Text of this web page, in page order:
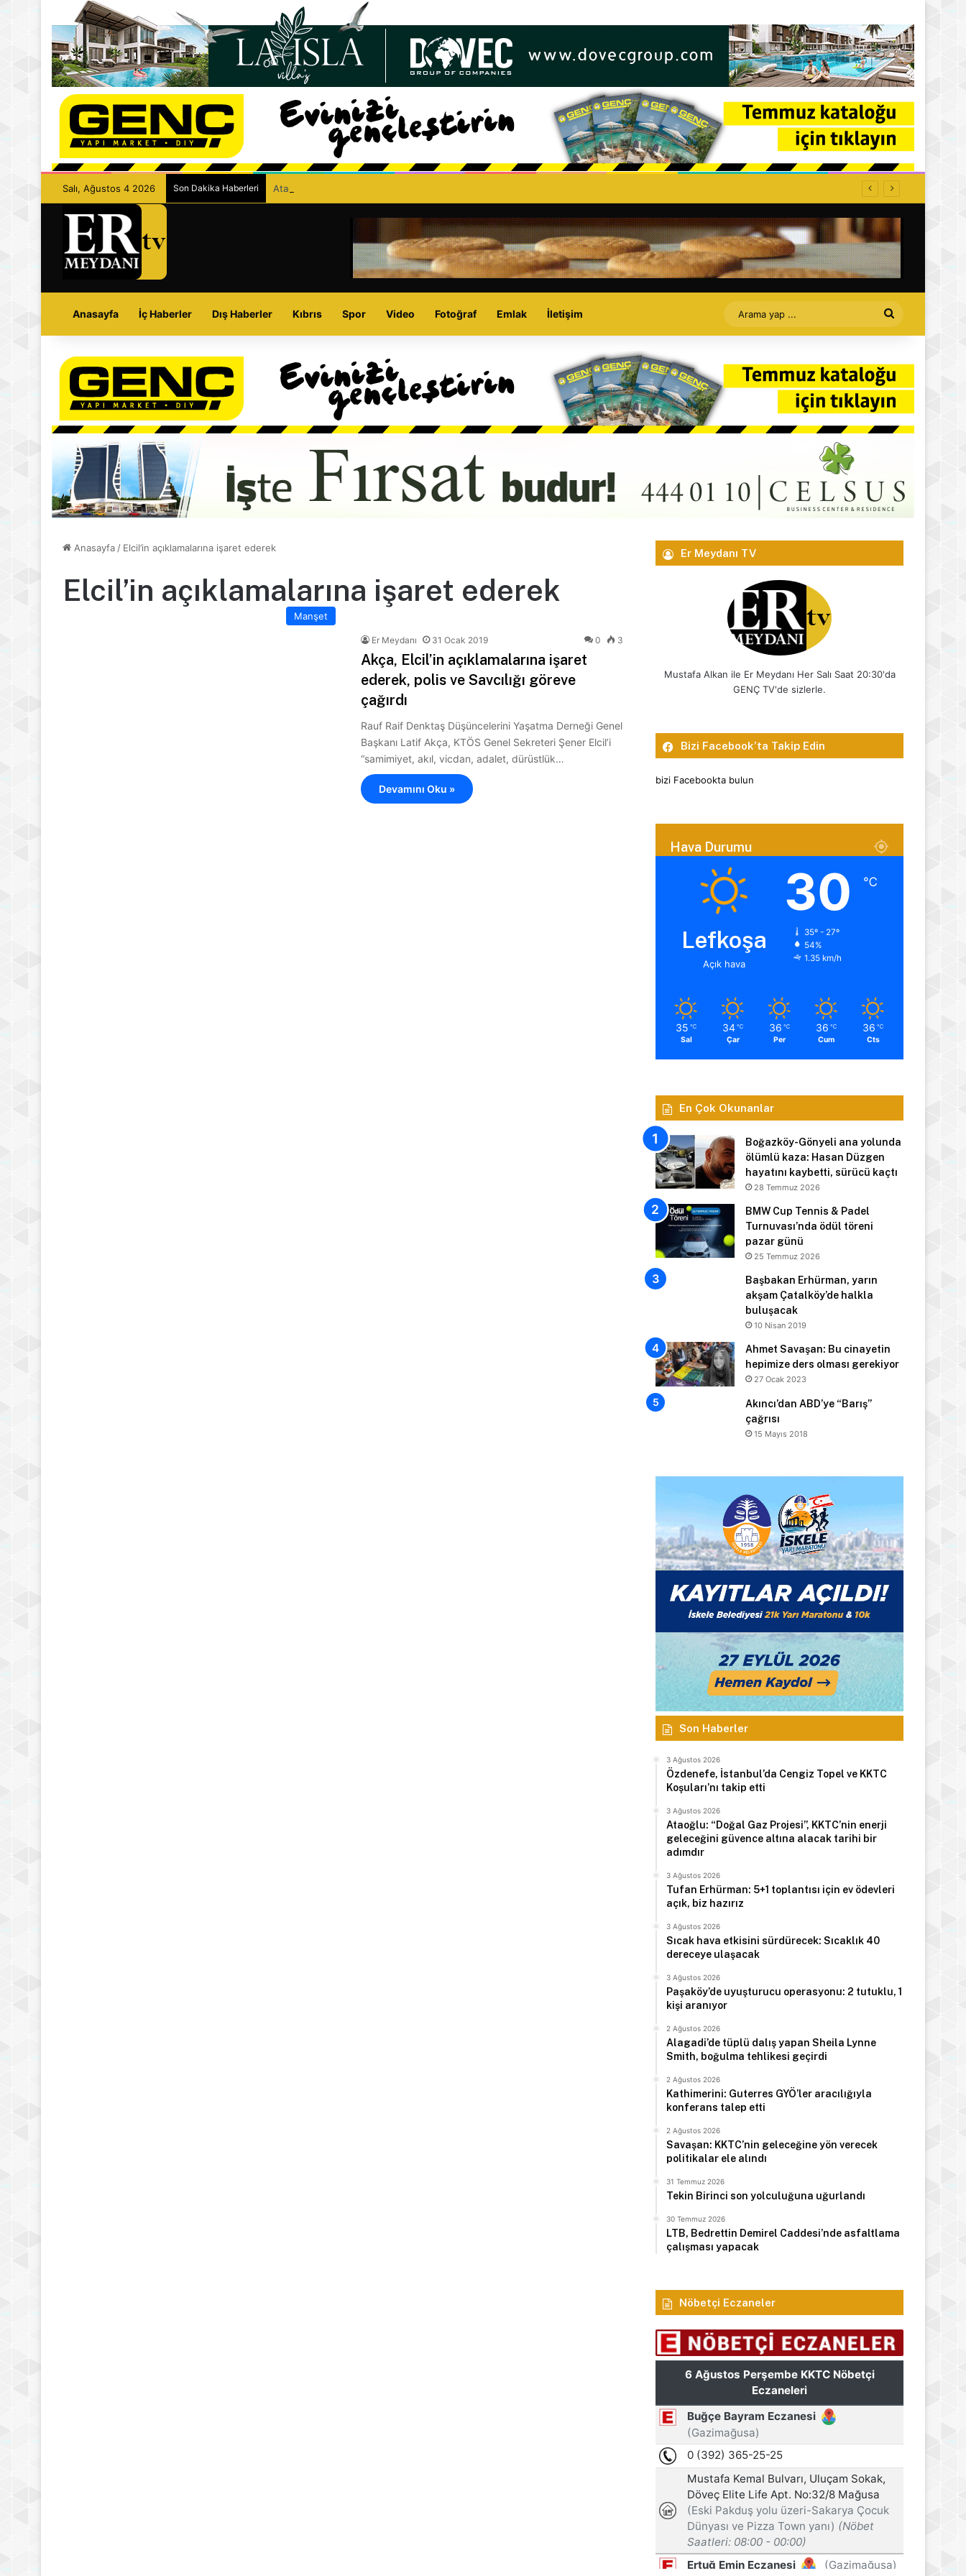
Salı, Ağustos 4 2026 Son Dakika Haberleri Ataoğlu: “Doğal Gaz Projesi”, KKTC’nin enerji geleceğini güvence altına alacak tarihi bir adımdır
Anasayfa İç Haberler Dış Haberler Kıbrıs Spor Video Fotoğraf Emlak İletişim
Arama
yap
...
Anasayfa/ Elcil’in açıklamalarına işaret ederek
Elcil’in açıklamalarına işaret ederek
Manşet
Er Meydanı 31 Ocak 2019 0 3
Akça, Elcil’in açıklamalarına işaret
ederek, polis ve Savcılığı göreve
çağırdı
Rauf Raif Denktaş Düşüncelerini Yaşatma Derneği Genel
Başkanı Latif Akça, KTÖS Genel Sekreteri Şener Elcil’i
“samimiyet, akıl, vicdan, adalet, dürüstlük…
Devamını Oku »
Er Meydanı TV
Mustafa Alkan ile Er Meydanı Her Salı Saat 20:30'da
GENÇ TV'de sizlerle.
Bizi Facebook’ta Takip Edin
bizi Facebookta bulun
Hava Durumu
Lefkoşa
Açık hava
30 ℃
35º - 27º
54%
1.35 km/h
35 ℃
Sal
34 ℃
Çar
36 ℃
Per
36 ℃
Cum
36 ℃
Cts
En Çok Okunanlar
Boğazköy-Gönyeli ana yolunda
ölümlü kaza: Hasan Düzgen
hayatını kaybetti, sürücü kaçtı
28 Temmuz 2026
BMW Cup Tennis & Padel
Turnuvası’nda ödül töreni
pazar günü
25 Temmuz 2026
Başbakan Erhürman, yarın
akşam Çatalköy’de halkla
buluşacak
10 Nisan 2019
Ahmet Savaşan: Bu cinayetin
hepimize ders olması gerekiyor
27 Ocak 2023
Akıncı’dan ABD’ye “Barış”
çağrısı
15 Mayıs 2018
Son Haberler
3 Ağustos 2026
Özdenefe, İstanbul’da Cengiz Topel ve KKTC
Koşuları’nı takip etti
3 Ağustos 2026
Ataoğlu: “Doğal Gaz Projesi”, KKTC’nin enerji
geleceğini güvence altına alacak tarihi bir
adımdır
3 Ağustos 2026
Tufan Erhürman: 5+1 toplantısı için ev ödevleri
açık, biz hazırız
3 Ağustos 2026
Sıcak hava etkisini sürdürecek: Sıcaklık 40
dereceye ulaşacak
3 Ağustos 2026
Paşaköy’de uyuşturucu operasyonu: 2 tutuklu, 1
kişi aranıyor
2 Ağustos 2026
Alagadi’de tüplü dalış yapan Sheila Lynne
Smith, boğulma tehlikesi geçirdi
2 Ağustos 2026
Kathimerini: Guterres GYÖ’ler aracılığıyla
konferans talep etti
2 Ağustos 2026
Savaşan: KKTC’nin geleceğine yön verecek
politikalar ele alındı
31 Temmuz 2026
Tekin Birinci son yolculuğuna uğurlandı
30 Temmuz 2026
LTB, Bedrettin Demirel Caddesi’nde asfaltlama
çalışması yapacak
Nöbetçi Eczaneler